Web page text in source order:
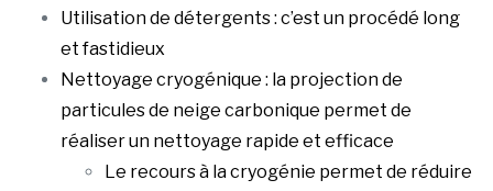
Utilisation de détergents : c’est un procédé long
et fastidieux
Nettoyage cryogénique : la projection de
particules de neige carbonique permet de
réaliser un nettoyage rapide et efficace
Le recours à la cryogénie permet de réduire